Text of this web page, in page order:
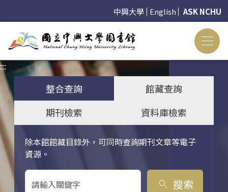
中興大學 English ASK NCHU
:::
整合查詢
館藏查詢
期刊檢索
資料庫檢索
除本館館藏目錄外，可同時查詢期刊文章等電子
資源。
關鍵字搜尋
search 搜索